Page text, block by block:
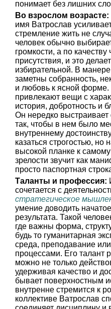
понимает без лишних
Во взрослом возрасте:
имя Ватрослав
стремление жить не
человек обычно
громкости, а по качеству
присутствия, и это
избирательной. В
заметны собранность,
и любовь к ясной форме.
привлекают вещи с
история, добротность и
Он нередко
так, чтобы в нем было
внутреннему
казаться строгостью, но
высокой планке к
зрелости звучит как
просто паспортная
Таланты и профессия:
сочетается с
стратегическое
умение доводить
результата. Такой
где важны форма,
будь то гуманитарная
среда, преподавание
процессами. Его талант
можно не только
удерживая качество и
бывает поверхностным
внутренне стремится к
коллективе Ватрослав